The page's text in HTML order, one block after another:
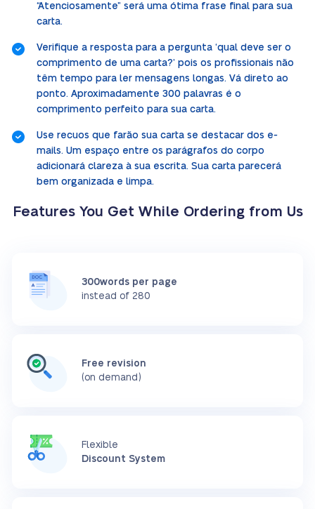
“Atenciosamente” será uma ótima frase final para sua
carta.
Verifique a resposta para a pergunta ‘qual deve ser o
comprimento de uma carta?’ pois os profissionais não
têm tempo para ler mensagens longas. Vá direto ao
ponto. Aproximadamente 300 palavras é o
comprimento perfeito para sua carta.
Use recuos que farão sua carta se destacar dos e-
mails. Um espaço entre os parágrafos do corpo
adicionará clareza à sua escrita. Sua carta parecerá
bem organizada e limpa.
Features You Get While Ordering from Us
300words per page
instead of 280
Free revision
(on demand)
Flexible
Discount System